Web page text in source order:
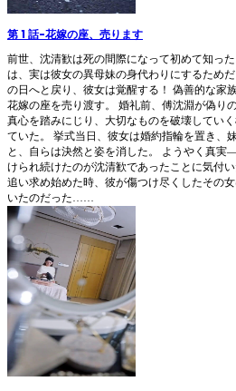
第 1 話-花嫁の座、売ります
前世、沈清歓は死の間際になって初めて知っ
は、実は彼女の異母妹の身代わりにするため
の日へと戻り、彼女は覚醒する！ 偽善的な家
花嫁の座を売り渡す。 婚礼前、傅沈淵が偽り
真心を踏みにじり、大切なものを破壊してい
ていた。 挙式当日、彼女は婚約指輪を置き、
と、自らは決然と姿を消した。 ようやく真
けられ続けたのが沈清歓であったことに気付
追い求め始めた時、彼が傷つけ尽くしたその
いたのだった……